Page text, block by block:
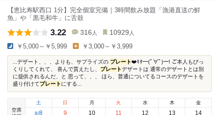
【恵比寿駅西口 1分】完全個室完備｜3時間飲み放題「漁港直送の鮮
魚」や「黒毛和牛」に舌鼓
3.22 316 人 10929 人
￥5,000～￥5,999 ￥3,000～￥3,999
...デザート、、、よりも、サプライズの プレート❤️ｷﾀ━(ﾟ∀ﾟ)━! ご本人もびっ
くりしてくれて、 喜んで貰えたし、 プレートデザートは 通常のデザートとは別
に提供されるんだ、と 思って、、、 ほら、普通についてるコースのデザートを
盛り付けてプレート にする...
空席
土
8/8
日
9
月
10
火
11
水
12
木
13
金
14